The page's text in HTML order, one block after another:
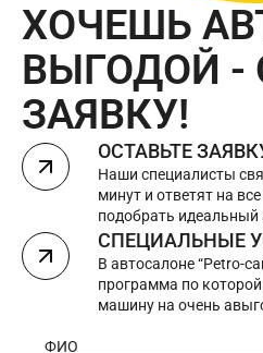
ХОЧЕШЬ
ВЫГОДОЙ -
ЗАЯВКУ!
ОСТАВЬТЕ
Наши специалисты
минут и ответят на
подобрать
СПЕЦИАЛЬНЫЕ
В автосалоне “Petro-
программа по
машину на очень
ФИО